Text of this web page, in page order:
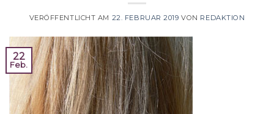
VERÖFFENTLICHT AM 22. FEBRUAR 2019 VON REDAKTION
22
Feb.